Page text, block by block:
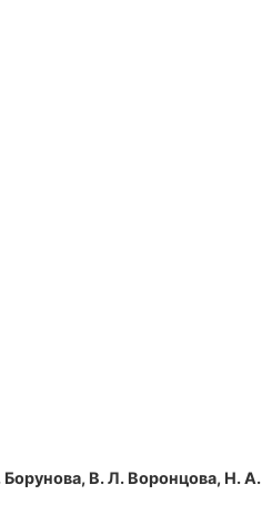
Борунова, В. Л. Воронцова, Н. А.